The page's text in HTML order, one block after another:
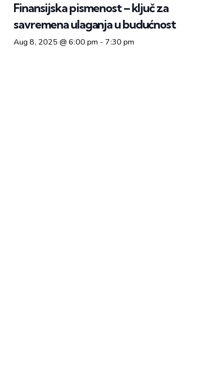
Finansijska pismenost – ključ za
savremena ulaganja u budućnost
Aug 8, 2025 @ 6:00 pm - 7:30 pm